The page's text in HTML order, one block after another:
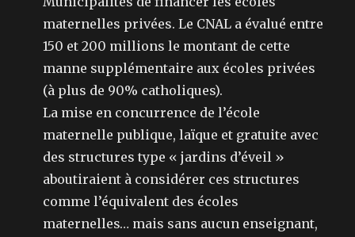
maternelles privées. Le CNAL a évalué entre
150 et 200 millions le montant de cette
manne supplémentaire aux écoles privées
(à plus de 90% catholiques).
La mise en concurrence de l’école
maternelle publique, laïque et gratuite avec
des structures type « jardins d’éveil »
aboutiraient à considérer ces structures
comme l’équivalent des écoles
maternelles… mais sans aucun enseignant,